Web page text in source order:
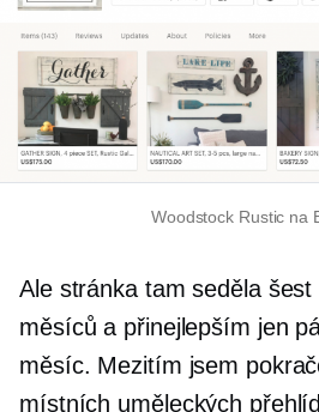
Woodstock Rustic na
Ale stránka tam seděla šest
měsíců a přinejlepším jen
měsíc. Mezitím jsem
místních uměleckých